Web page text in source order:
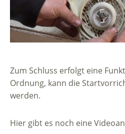
Zum Schluss erfolgt eine
Ordnung, kann die
werden.
Hier gibt es noch eine